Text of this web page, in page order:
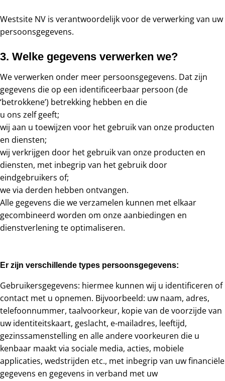
Westsite NV is verantwoordelijk voor de verwerking van uw
persoonsgegevens.
3. Welke gegevens verwerken we?
We verwerken onder meer persoonsgegevens. Dat zijn
gegevens die op een identificeerbaar persoon (de
‘betrokkene’) betrekking hebben en die
u ons zelf geeft;
wij aan u toewijzen voor het gebruik van onze producten
en diensten;
wij verkrijgen door het gebruik van onze producten en
diensten, met inbegrip van het gebruik door
eindgebruikers of;
we via derden hebben ontvangen.
Alle gegevens die we verzamelen kunnen met elkaar
gecombineerd worden om onze aanbiedingen en
dienstverlening te optimaliseren.
Er zijn verschillende types persoonsgegevens:
Gebruikersgegevens: hiermee kunnen wij u identificeren of
contact met u opnemen. Bijvoorbeeld: uw naam, adres,
telefoonnummer, taalvoorkeur, kopie van de voorzijde van
uw identiteitskaart, geslacht, e-mailadres, leeftijd,
gezinssamenstelling en alle andere voorkeuren die u
kenbaar maakt via sociale media, acties, mobiele
applicaties, wedstrijden etc., met inbegrip van uw financiële
gegevens en gegevens in verband met uw